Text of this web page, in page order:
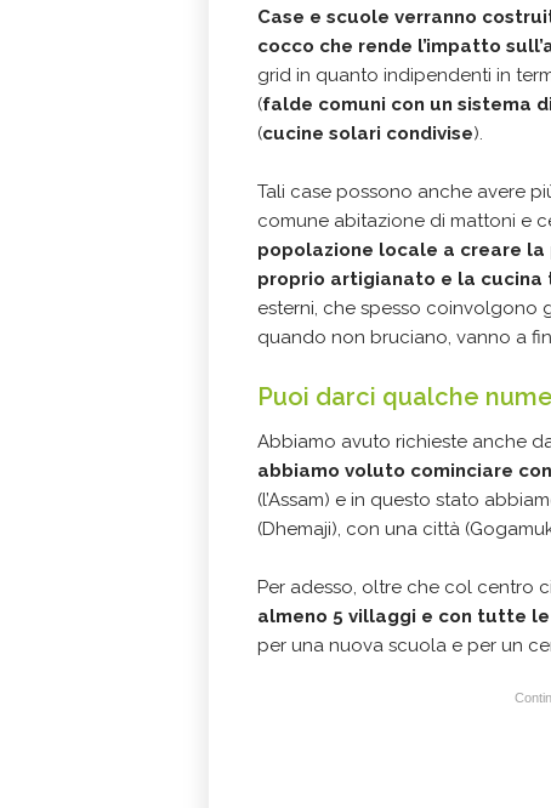
Case e scuole verranno
cocco che rende l’impatto
grid in quanto indipendenti in
(falde comuni con un sistema
(cucine solari condivise).
Tali case possono anche avere
comune abitazione di mattoni e
popolazione locale a creare
proprio artigianato e la cucina
esterni, che spesso coinvolgono
quando non bruciano, vanno a
Puoi darci qualche
Abbiamo avuto richieste anche
abbiamo voluto cominciare
(l’Assam) e in questo stato
(Dhemaji), con una città
Per adesso, oltre che col centro
almeno 5 villaggi e con tutte
per una nuova scuola e per un